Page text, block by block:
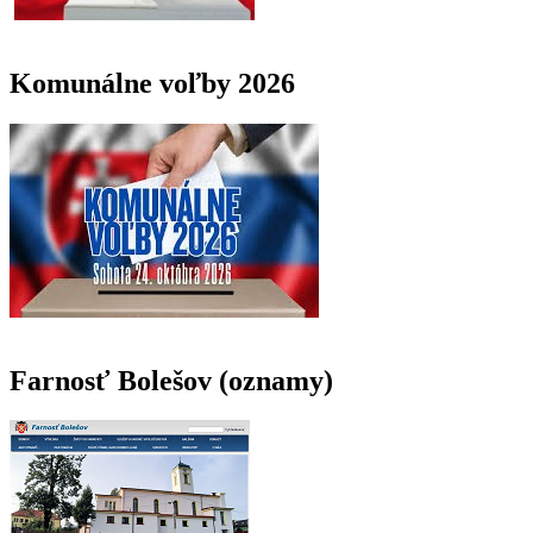
Komunálne voľby 2026
Farnosť Bolešov (oznamy)